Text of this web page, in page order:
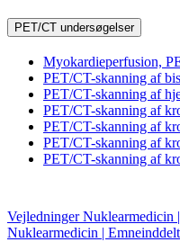
PET/CT undersøgelser
Myokardieperfusion,
PET/CT-skanning af
PET/CT-skanning af
PET/CT-skanning af
PET/CT-skanning af
PET/CT-skanning af
PET/CT-skanning af
Vejledninger Nuklearmedicin
Nuklearmedicin | Emneinddelt